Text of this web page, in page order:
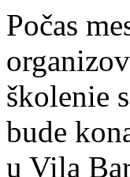
Počas
školenie
bude
u Vila